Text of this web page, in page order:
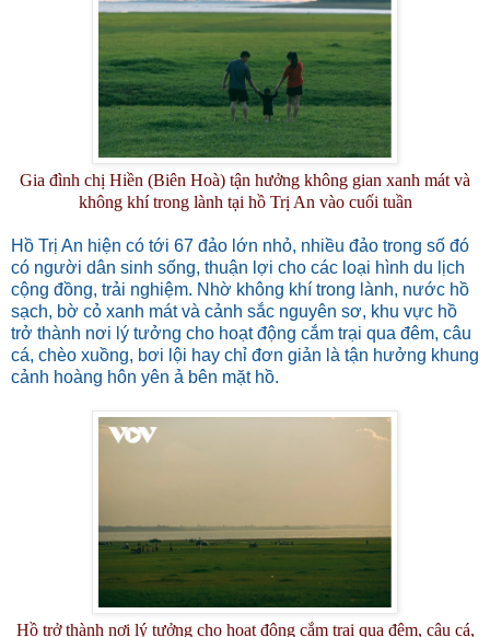
Gia đình chị Hiền (Biên Hoà) tận hưởng không gian xanh mát và
không khí trong lành tại hồ Trị An vào cuối tuần
Hồ Trị An hiện có tới 67 đảo lớn nhỏ, nhiều đảo trong số đó
có người dân sinh sống, thuận lợi cho các loại hình du lịch
cộng đồng, trải nghiệm. Nhờ không khí trong lành, nước hồ
sạch, bờ cỏ xanh mát và cảnh sắc nguyên sơ, khu vực hồ
trở thành nơi lý tưởng cho hoạt động cắm trại qua đêm, câu
cá, chèo xuồng, bơi lội hay chỉ đơn giản là tận hưởng khung
cảnh hoàng hôn yên ả bên mặt hồ.
Hồ trở thành nơi lý tưởng cho hoạt động cắm trại qua đêm, câu cá,